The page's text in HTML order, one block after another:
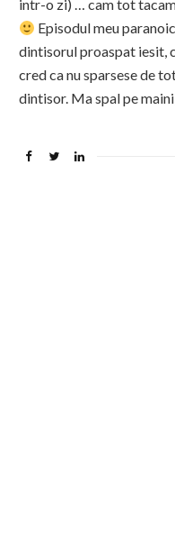
intr-o zi) … cam tot
Episodul meu
dintisorul proaspat iesit,
cred ca nu sparsese de
dintisor. Ma spal pe